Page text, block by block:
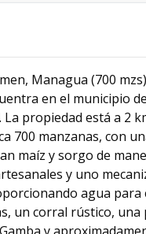
Managua (700
en el municipio
propiedad está a 2
700 manzanas, con
maíz y sorgo de
y uno
agua
un corral rústico, una